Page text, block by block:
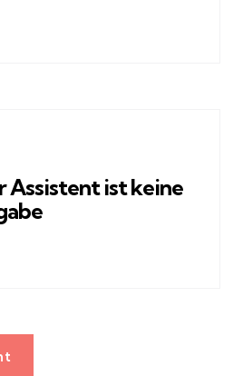
Assistent ist keine